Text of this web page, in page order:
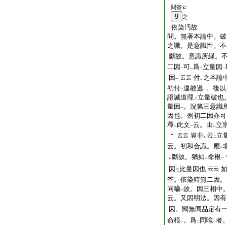
問答
9 之
依染汚故
問。無著本論中。破
之識。是意識性。不
斷故。意識所縁。
二因 一可レ爲二 立量因 一
因 一 云云 付レ之本論
初付二違教過一。後以
證誠道理 ノ 立量破也
量因 一。況第三意識
因也。例初二因亦可
釋二 此文一云。由 二 立
＊
云云 豈非レ云 二 立
云。初和合識。應レ
レ斷故。猶如 二命根一
因 モ 比量因也 云云
答。依染時無二因
同喩一故。因三相中
云。又因明法。因有
因。闕無同品定有
命根一。爲二 同喩一者